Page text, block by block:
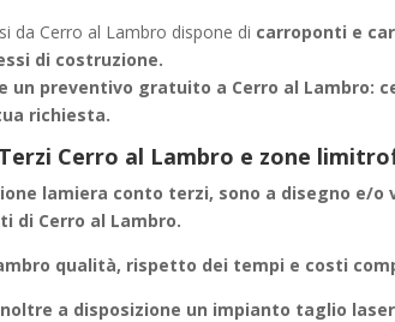
da Cerro al Lambro dispone di carroponti e
di costruzione.
un preventivo gratuito a Cerro al Lambro:
richiesta.
Cerro al Lambro e zone
lamiera conto terzi, sono a disegno e/o
di Cerro al Lambro.
qualità, rispetto dei tempi e costi
a disposizione un impianto taglio